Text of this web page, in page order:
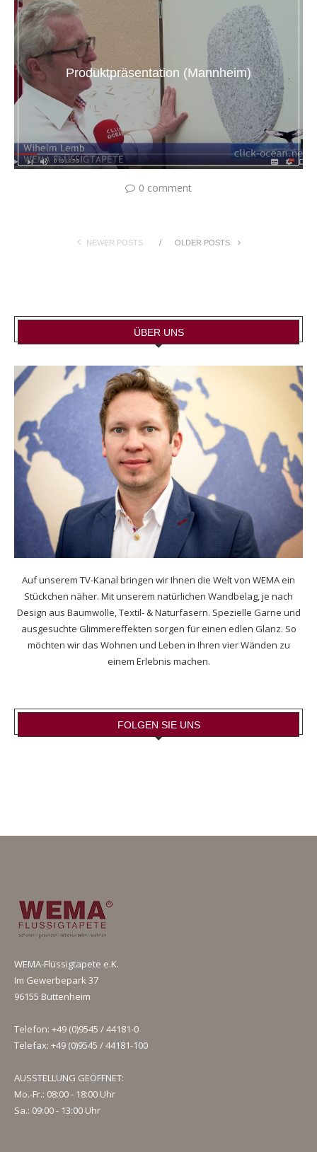
Produktpräsentation (Mannheim)
0 comment
NEWER POSTS OLDER POSTS
ÜBER UNS
Auf unserem TV-Kanal bringen wir Ihnen die Welt von WEMA ein
Stückchen näher. Mit unserem natürlichen Wandbelag, je nach
Design aus Baumwolle, Textil- & Naturfasern. Spezielle Garne und
ausgesuchte Glimmereffekten sorgen für einen edlen Glanz. So
möchten wir das Wohnen und Leben in Ihren vier Wänden zu
einem Erlebnis machen.
FOLGEN SIE UNS
WEMA-Flüssigtapete e.K.
Im Gewerbepark 37
96155 Buttenheim
Telefon: +49 (0)9545 / 44181-0
Telefax: +49 (0)9545 / 44181-100
AUSSTELLUNG GEÖFFNET:
Mo.-Fr.: 08:00 - 18:00 Uhr
Sa.: 09:00 - 13:00 Uhr